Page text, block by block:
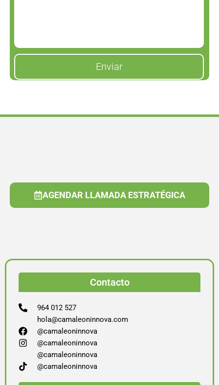
AGENDAR LLAMADA ESTRATÉGICA
Contacto
964 012 527
hola@camaleoninnova.com
@camaleoninnova
@camaleoninnova
@camaleoninnova
@camaleoninnova